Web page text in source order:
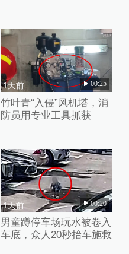
1天前 00:25
竹叶青“入侵”风机塔，消
防员用专业工具抓获
1天前 00:20
男童蹲停车场玩水被卷入
车底，众人20秒抬车施救